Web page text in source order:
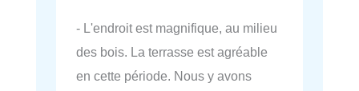
- L'endroit est magnifique, au milieu
des bois. La terrasse est agréable
en cette période. Nous y avons